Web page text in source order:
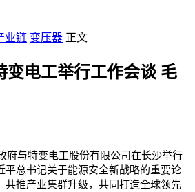
业链 变压器 正文
变电工举行工作会谈 毛
府与特变电工股份有限公司在长沙举行
平总书记关于能源安全新战略的重要论
共推产业集群升级，共同打造全球领先